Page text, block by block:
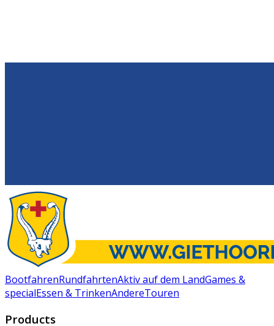
BootfahrenRundfahrtenAktiv auf dem LandGames &
specialEssen & TrinkenAndereTouren
Products